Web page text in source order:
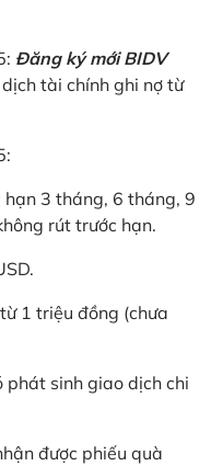
Đăng ký mới BIDV
tài chính ghi nợ từ
3 tháng, 6 tháng, 9
rút trước hạn.
1 triệu đồng (chưa
phát sinh giao dịch chi
được phiếu quà